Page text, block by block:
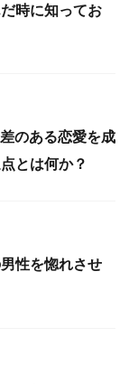
時に知ってお
のある恋愛を成
とは何か？
性を惚れさせ